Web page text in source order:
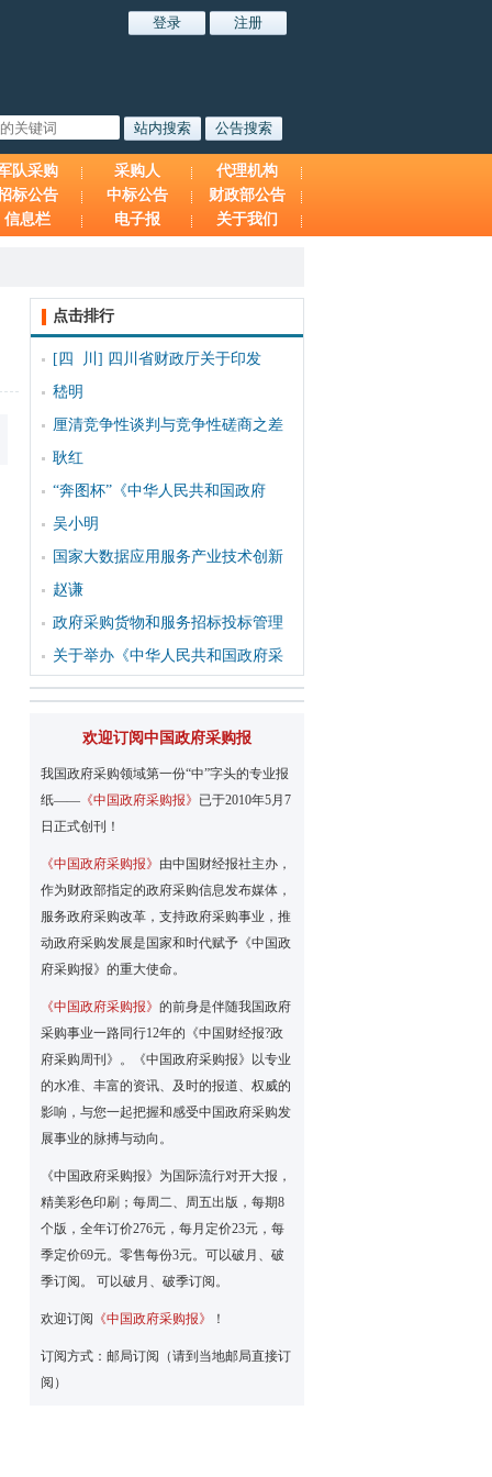
队采购 采购人
代理机构
标公告
中标公告
财政部公告
信息栏
电子报 关于我们
点击排行
[四 川] 四川省财政厅关于印发
嵇明
厘清竞争性谈判与竞争性磋商之差
耿红
“奔图杯”《中华人民共和国政府
吴小明
国家大数据应用服务产业技术创新
赵谦
政府采购货物和服务招标投标管理
关于举办《中华人民共和国政府采
欢迎订阅中国政府采购报
我国政府采购领域第一份“中”字头的专业报
纸—— 《中国政府采购报》 已于2010年5月7
日正式创刊！
《中国政府采购报》 由中国财经报社主办，
作为财政部指定的政府采购信息发布媒体，
服务政府采购改革，支持政府采购事业，推
动政府采购发展是国家和时代赋予《中国政
府采购报》的重大使命。
《中国政府采购报》 的前身是伴随我国政府
采购事业一路同行12年的《中国财经报?政
府采购周刊》。《中国政府采购报》以专业
的水准、丰富的资讯、及时的报道、权威的
影响，与您一起把握和感受中国政府采购发
展事业的脉搏与动向。
《中国政府采购报》为国际流行对开大报，
精美彩色印刷；每周二、周五出版，每期8
个版，全年订价276元，每月定价23元，每
季定价69元。零售每份3元。可以破月、破
季订阅。 可以破月、破季订阅。
欢迎订阅 《中国政府采购报》 ！
订阅方式：邮局订阅（请到当地邮局直接订
阅）